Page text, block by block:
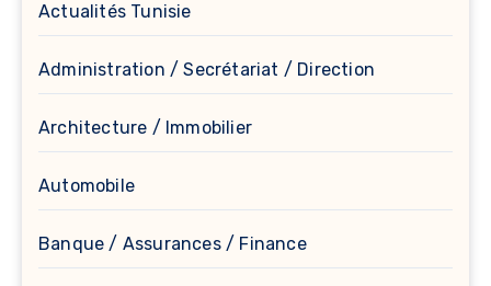
Actualités Tunisie
Administration / Secrétariat / Direction
Architecture / Immobilier
Automobile
Banque / Assurances / Finance